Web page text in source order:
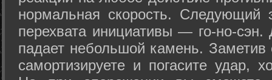
нормальная скорость.
перехвата инициативы — го-но-
падает небольшой камень.
самортизируете и погасите удар,